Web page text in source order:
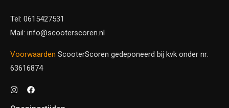
Tel: 0615427531
Mail: info@scooterscoren.nl
Voorwaarden ScooterScoren gedeponeerd bij kvk onder nr:
63616874